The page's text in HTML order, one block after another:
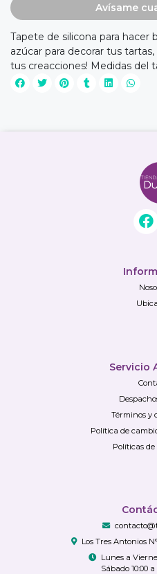
Avísame
Tapete de silicona para hacer
azúcar para decorar tus
tus creacciones! Medidas del
Servicio
Términos y
Política de
Políticas
Los Tres Antonios
Lunes a
Sábado 10:00